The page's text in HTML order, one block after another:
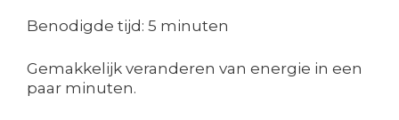
Benodigde tijd: 5 minuten
Gemakkelijk veranderen van energie in een
paar minuten.